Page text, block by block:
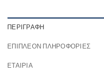
ΠΕΡΙΓΡΑΦΉ
ΕΠΙΠΛΈΟΝ ΠΛΗΡΟΦΟΡΊΕΣ
ΕΤΑΙΡΊΑ